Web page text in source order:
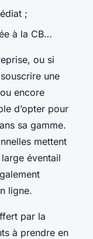
;
à la CB…
ou si
une
encore
d’opter pour
sa gamme.
mettent
éventail
ligne.
par la
à prendre en